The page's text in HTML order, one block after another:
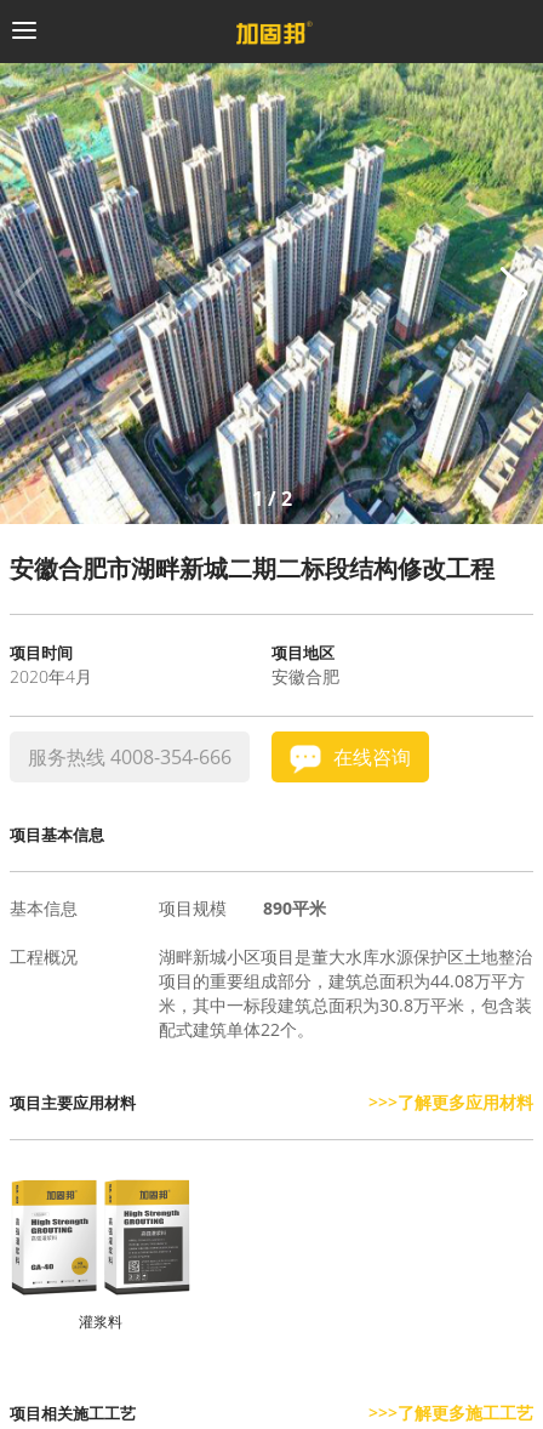
加固邦
碳纤维系统
粘钢加固系统
预应力系统
植筋锚固系统
砼修复系统
桥梁支座系统
水泥基系统
新能源系统
案例中心
1/2
安徽合肥市湖畔新城二期二标段结构修改工程
项目时间
2020年4月
项目地区
安徽合肥
服务热线 4008-354-666 在线咨询
项目基本信息
基本信息 项目规模 890平米
工程概况
湖畔新城小区项目是董大水库水源保护区土地整治
项目的重要组成部分，建筑总面积为44.08万平方
米，其中一标段建筑总面积为30.8万平米，包含装
配式建筑单体22个。
项目主要应用材料 >>>了解更多应用材料
灌浆料
项目相关施工工艺 >>>了解更多施工工艺